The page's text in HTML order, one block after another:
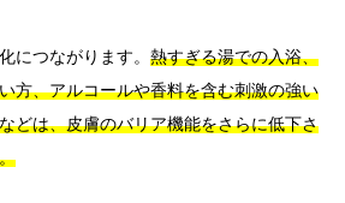
につながります。 熱すぎる湯での入浴、
方、アルコールや香料を含む刺激の強い
どは、皮膚のバリア機能をさらに低下さ